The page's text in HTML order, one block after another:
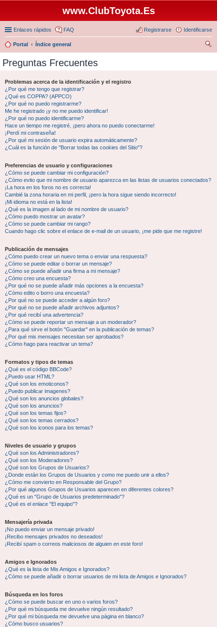
www.ClubToyota.Es
Enlaces rápidos FAQ Identificarse
Registrarse
Portal
Índice general
Preguntas Frecuentes
Problemas acerca de la identificación y el registro
¿Por qué me tengo que registrar?
¿Qué es COPPA? (APPCO)
¿Por qué no puedo registrarme?
Me he registrado ¡y no me puedo identificar!
¿Por qué no puedo identificarme?
Hace un tiempo me registré, ¡pero ahora no puedo conectarme!
¡Perdí mi contraseña!
¿Por qué mi sesión de usuario expira automáticamente?
¿Cuál es la función de "Borrar todas las cookies del Sitio"?
Preferencias de usuario y configuraciones
¿Cómo se puede cambiar mi configuración?
¿Cómo evito que mi nombre de usuario aparezca en las listas de usuarios conectados?
¡La hora en los foros no es correcta!
Cambié la zona horaria en mi perfil, ¡pero la hora sigue siendo incorrecto!
¡Mi idioma no está en la lista!
¿Qué es la imagen al lado de mi nombre de usuario?
¿Cómo puedo mostrar un avatar?
¿Cómo se puede cambiar mi rango?
Cuando hago clic sobre el enlace de e-mail de un usuario, ¡me pide que me registre!
Publicación de mensajes
¿Cómo puedo crear un nuevo tema o enviar una respuesta?
¿Cómo se puede editar o borrar un mensaje?
¿Cómo se puede añadir una firma a mi mensaje?
¿Cómo creo una encuesta?
¿Por qué no se puede añadir más opciones a la encuesta?
¿Cómo edito o borro una encuesta?
¿Por qué no se puede acceder a algún foro?
¿Por qué no se puede añadir archivos adjuntos?
¿Por qué recibí una advertencia?
¿Cómo se puede reportar un mensaje a un moderador?
¿Para qué sirve el botón "Guardar" en la publicación de temas?
¿Por qué mis mensajes necesitan ser aprobados?
¿Cómo hago para reactivar un tema?
Formatos y tipos de temas
¿Qué es el código BBCode?
¿Puedo usar HTML?
¿Qué son los emoticonos?
¿Puedo publicar imagenes?
¿Qué son los anuncios globales?
¿Qué son los anuncios?
¿Qué son los temas fijos?
¿Qué son los temas cerrados?
¿Qué son los iconos para los temas?
Niveles de usuario y grupos
¿Qué son los Administradores?
¿Qué son los Moderadores?
¿Qué son los Grupos de Usuarios?
¿Donde están los Grupos de Usuarios y como me puedo unir a ellos?
¿Cómo me convierto en Responsable del Grupo?
¿Por qué algunos Grupos de Usuarios aparecen en diferentes colores?
¿Qué es un "Grupo de Usuarios predeterminado"?
¿Qué es el enlace "El equipo"?
Mensajería privada
¡No puedo enviar un mensaje privado!
¡Recibo mensajes privados no deseados!
¡Recibí spam o correos maliciosos de alguien en este foro!
Amigos e Ignorados
¿Qué es la lista de Mis Amigos e Ignorados?
¿Cómo se puede añadir o borrar usuarios de mi lista de Amigos e Ignorados?
Búsqueda en los foros
¿Cómo se puede buscar en uno o varios foros?
¿Por qué mi búsqueda me devuelve ningún resultado?
¿Por qué mi búsqueda me devuelve una página en blanco?
¿Cómo busco usuarios?